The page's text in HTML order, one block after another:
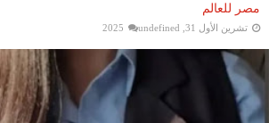
مصر للعالم
تشرين الأول 31, 2025 undefined